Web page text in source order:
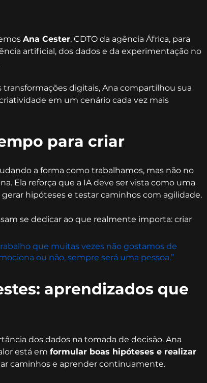
Ana Cester, CDTO da agência África, para
artificial, dos dados e da experimentação no
digitais, Ana compartilhou sua
em um cenário cada vez mais
para criar
a forma como trabalhamos, mas não no
Ela reforça que a IA deve ser vista como uma
hipóteses e testar caminhos com agilidade.
se dedicar ao que realmente importa: criar
que muitas vezes não gostamos de
ou não, sempre será uma pessoa.”
aprendizados que
dos dados na tomada de decisão. Ana
está em formular boas hipóteses e realizar
caminhos e aprender continuamente.